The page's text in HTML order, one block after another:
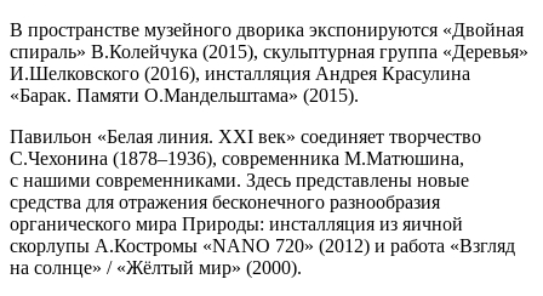
В пространстве музейного дворика экспонируются «Двойная
спираль» В.Колейчука (2015), скульптурная группа «Деревья»
И.Шелковского (2016), инсталляция Андрея Красулина
«Барак. Памяти О.Мандельштама» (2015).
Павильон «Белая линия. ХХI век» соединяет творчество
С.Чехонина (1878–1936), современника М.Матюшина,
с нашими современниками. Здесь представлены новые
средства для отражения бесконечного разнообразия
органического мира Природы: инсталляция из яичной
скорлупы А.Костромы «NANO 720» (2012) и работа «Взгляд
на солнце» / «Жёлтый мир» (2000).